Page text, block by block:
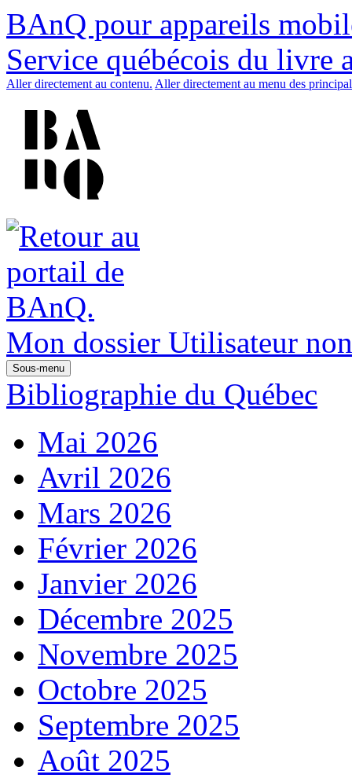
BAnQ pour appareils
Service québécois du livre
Aller directement au contenu. Aller directement au menu des
Mon dossier Utilisateur
Sous-menu
Bibliographie du Québec
Mai 2026
Avril 2026
Mars 2026
Février 2026
Janvier 2026
Décembre 2025
Novembre 2025
Octobre 2025
Septembre 2025
Août 2025